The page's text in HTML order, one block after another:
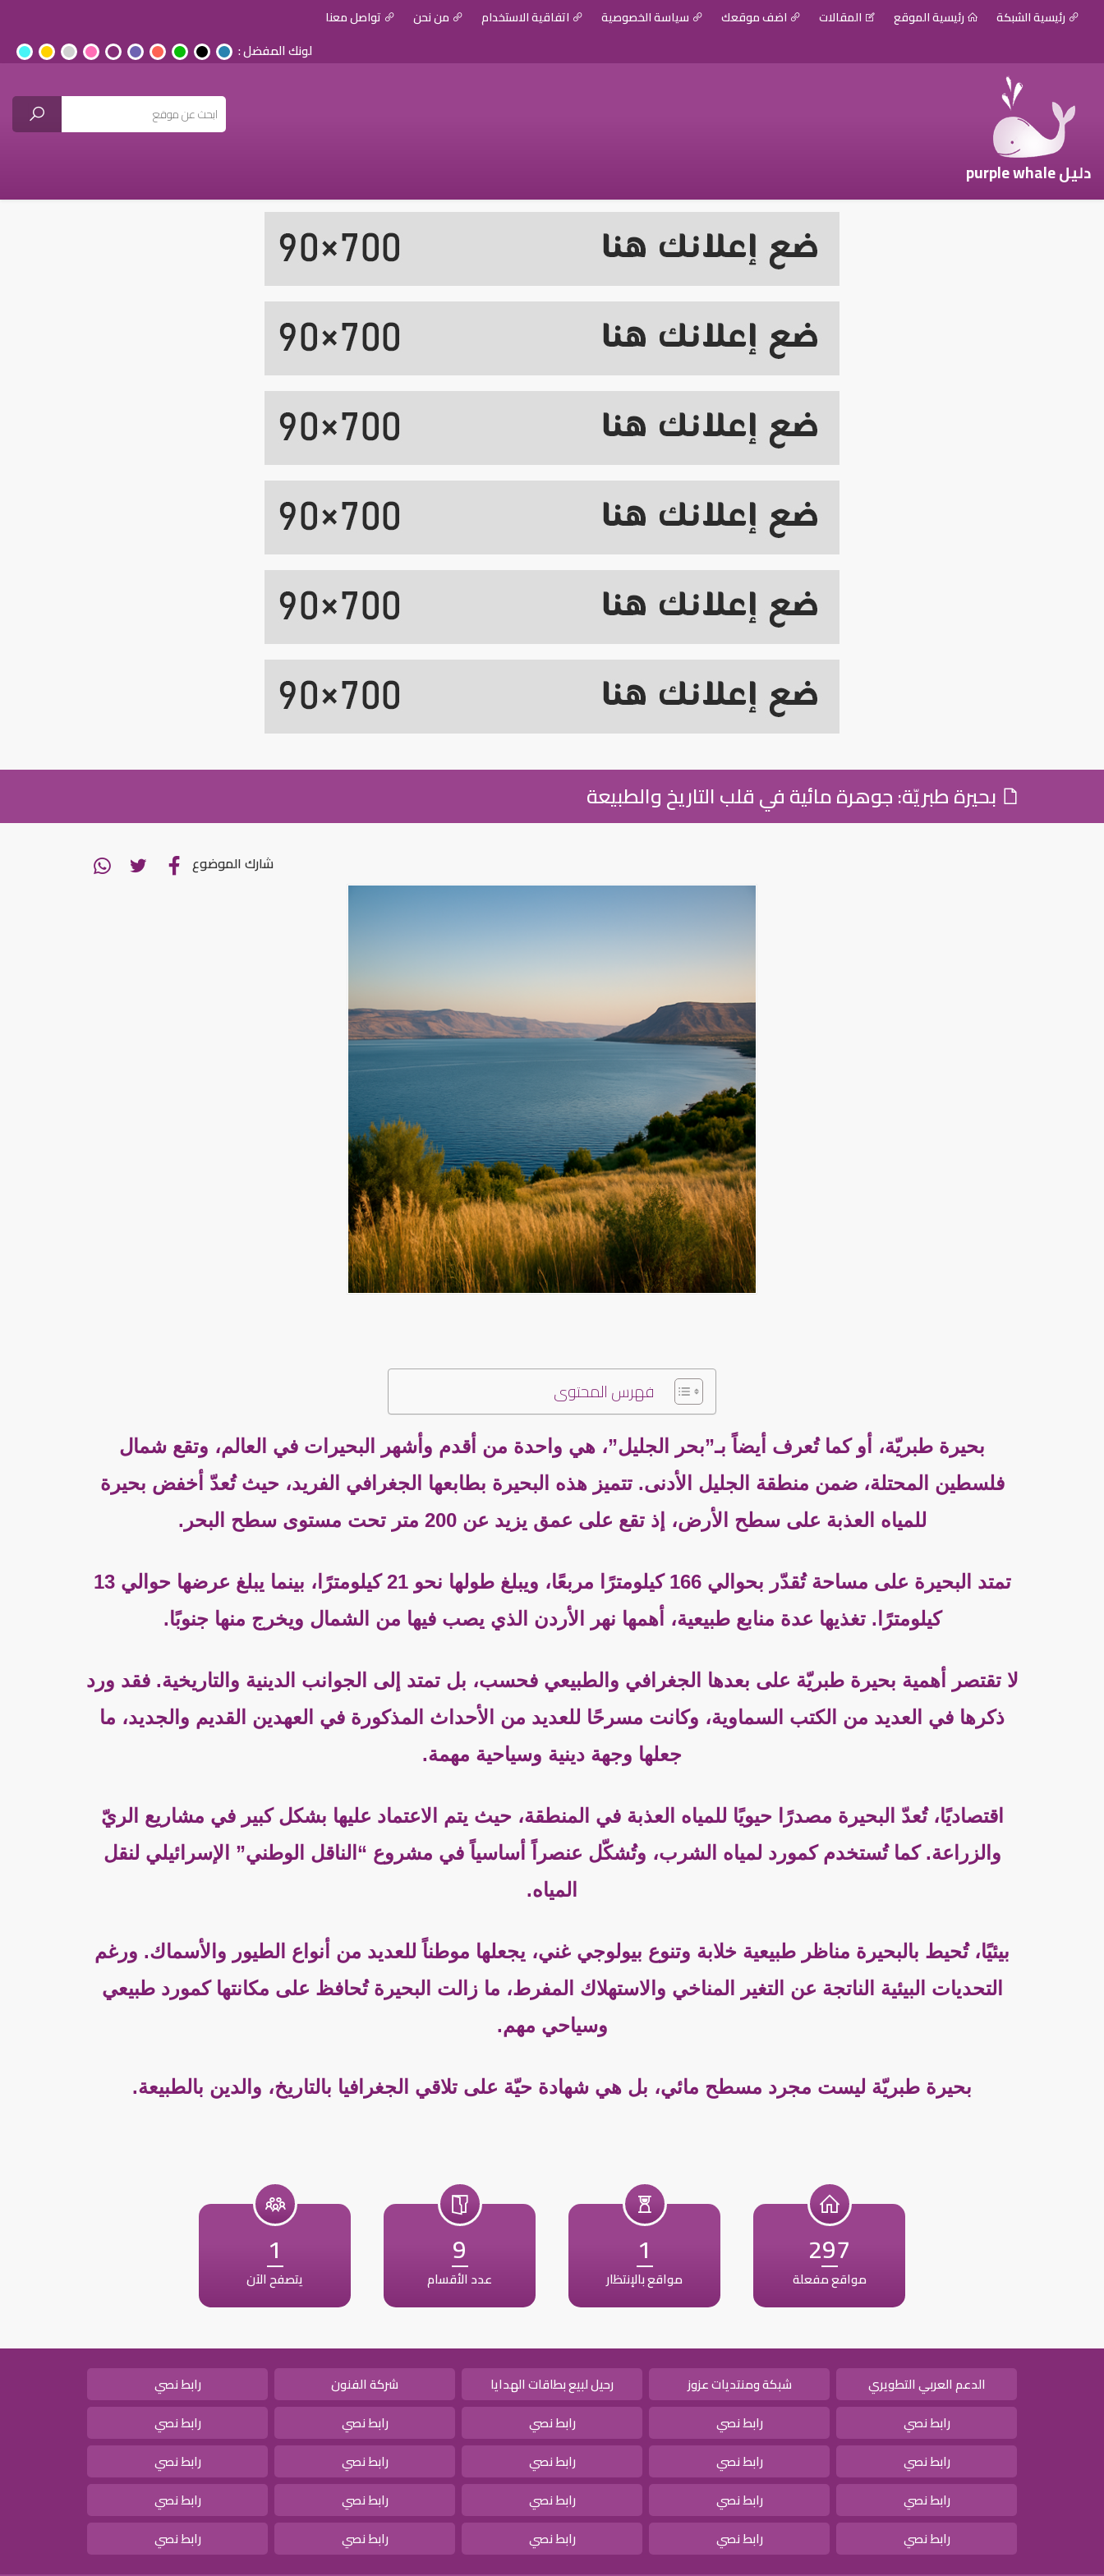
رئيسية الشبكة رئيسية الموقع المقالات اضف موقعك سياسة الخصوصية اتفاقية الاستخدام من نحن تواصل معنا
لونك المفضل :
دليل purple whale
بحيرة طبريّة: جوهرة مائية في قلب التاريخ والطبيعة
شارك الموضوع
فهرس المحتوى
بحيرة طبريّة، أو كما تُعرف أيضاً بـ”بحر الجليل”، هي واحدة من أقدم وأشهر البحيرات في العالم، وتقع شمال
فلسطين المحتلة، ضمن منطقة الجليل الأدنى. تتميز هذه البحيرة بطابعها الجغرافي الفريد، حيث تُعدّ أخفض بحيرة
للمياه العذبة على سطح الأرض، إذ تقع على عمق يزيد عن 200 متر تحت مستوى سطح البحر.
تمتد البحيرة على مساحة تُقدّر بحوالي 166 كيلومترًا مربعًا، ويبلغ طولها نحو 21 كيلومترًا، بينما يبلغ عرضها حوالي 13
كيلومترًا. تغذيها عدة منابع طبيعية، أهمها نهر الأردن الذي يصب فيها من الشمال ويخرج منها جنوبًا.
لا تقتصر أهمية بحيرة طبريّة على بعدها الجغرافي والطبيعي فحسب، بل تمتد إلى الجوانب الدينية والتاريخية. فقد ورد
ذكرها في العديد من الكتب السماوية، وكانت مسرحًا للعديد من الأحداث المذكورة في العهدين القديم والجديد، ما
جعلها وجهة دينية وسياحية مهمة.
اقتصاديًا، تُعدّ البحيرة مصدرًا حيويًا للمياه العذبة في المنطقة، حيث يتم الاعتماد عليها بشكل كبير في مشاريع الريّ
والزراعة. كما تُستخدم كمورد لمياه الشرب، وتُشكّل عنصراً أساسياً في مشروع “الناقل الوطني” الإسرائيلي لنقل
المياه.
بيئيًا، تُحيط بالبحيرة مناظر طبيعية خلابة وتنوع بيولوجي غني، يجعلها موطناً للعديد من أنواع الطيور والأسماك. ورغم
التحديات البيئية الناتجة عن التغير المناخي والاستهلاك المفرط، ما زالت البحيرة تُحافظ على مكانتها كمورد طبيعي
وسياحي مهم.
بحيرة طبريّة ليست مجرد مسطح مائي، بل هي شهادة حيّة على تلاقي الجغرافيا بالتاريخ، والدين بالطبيعة.
297
مواقع مفعلة
1
مواقع بالإنتظار
9
عدد الأقسام
1
يتصفح الآن
الدعم العربي التطويري شبكة ومنتديات عزوز رحيل لبيع بطاقات الهدايا شركة الفنون
رابط نصي
رابط نصي
رابط نصي رابط نصي رابط نصي
رابط نصي
رابط نصي
رابط نصي رابط نصي رابط نصي
رابط نصي
رابط نصي
رابط نصي رابط نصي رابط نصي
رابط نصي
رابط نصي
رابط نصي رابط نصي رابط نصي رابط نصي